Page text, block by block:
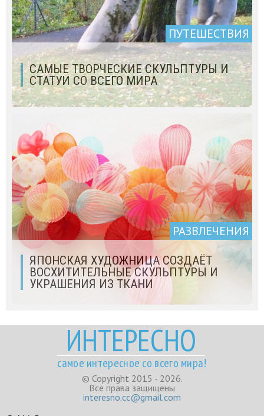
ПУТЕШЕСТВИЯ
САМЫЕ ТВОРЧЕСКИЕ СКУЛЬПТУРЫ И
СТАТУИ СО ВСЕГО МИРА
РАЗВЛЕЧЕНИЯ
ЯПОНСКАЯ ХУДОЖНИЦА СОЗДАЁТ
ВОСХИТИТЕЛЬНЫЕ СКУЛЬПТУРЫ И
УКРАШЕНИЯ ИЗ ТКАНИ
ИНТЕРЕСНО
самое интересное со всего мира!
© Copyright 2015 - 2026.
Все права защищены
interesno.cc@gmail.com